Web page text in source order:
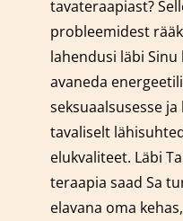
tavateraapiast?
probleemidest
lahendusi läbi
avaneda
seksuaalsusesse
tavaliselt
elukvaliteet. Läbi
teraapia saad Sa
elavana oma